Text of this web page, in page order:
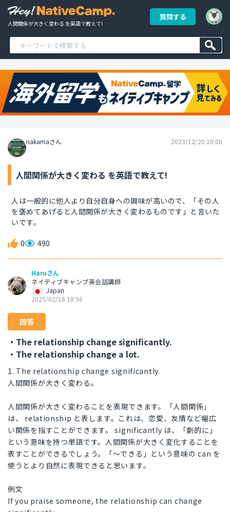
人間関係が大きく変わる を英語で教えて!
質問する
nakamaさん 2023/12/20 10:00
人間関係が大きく変わる を英語で教えて!
人は一般的に他人より自分自身への興味が高いので、「その人
を褒めてあげると人間関係が大きく変わるものです」と言いた
いです。
0 490
Haruさん
ネイティブキャンプ英会話講師
Japan
2025/02/16 18:56
回答
・The relationship change significantly.
・The relationship change a lot.
1. The relationship change significantly.
人間関係が大きく変わる。
人間関係が大きく変わることを表現できます。「人間関係」
は、 relationship と表します。これは、恋愛、友情など幅広
い関係を指すことができます。 significantly は、「劇的に」
という意味を持つ単語です。人間関係が大きく変化することを
表すことができるでしょう。「〜できる」という意味の can を
使うとより自然に表現できると思います。
例文
If you praise someone, the relationship can change